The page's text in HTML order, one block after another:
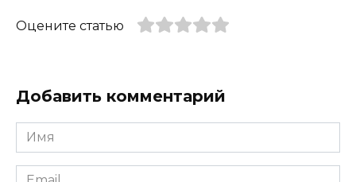
Оцените статью
Добавить комментарий
Имя
*
Email